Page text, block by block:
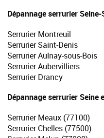
Dépannage serrurier
Serrurier Montreuil
Serrurier Saint-Denis
Serrurier Aulnay-sous-Bois
Serrurier Aubervilliers
Serrurier Drancy
Dépannage serrurier Seine
Serrurier Meaux (77100)
Serrurier Chelles (77500)